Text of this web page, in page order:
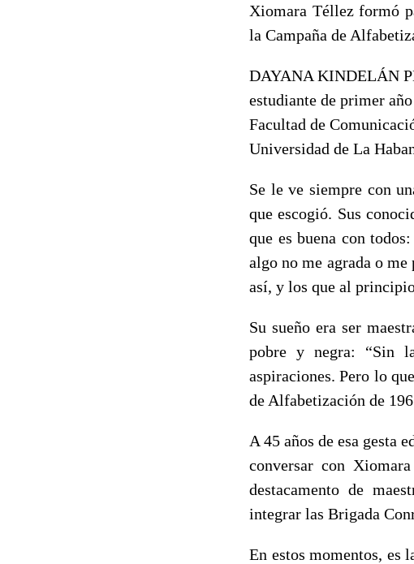
Xiomara Téllez formó
la Campaña de
DAYANA KINDELÁN
estudiante de primer
Facultad de
Universidad de La
Se le ve siempre con
que escogió. Sus
que es buena con
algo no me agrada o
así, y los que al
Su sueño era ser
pobre y negra: “Sin
aspiraciones. Pero lo
de Alfabetización de
A 45 años de esa gesta
conversar con
destacamento de
integrar las Brigada
En estos momentos, es